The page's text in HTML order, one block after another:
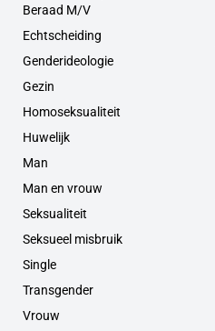
Beraad M/V
Echtscheiding
Genderideologie
Gezin
Homoseksualiteit
Huwelijk
Man
Man en vrouw
Seksualiteit
Seksueel misbruik
Single
Transgender
Vrouw